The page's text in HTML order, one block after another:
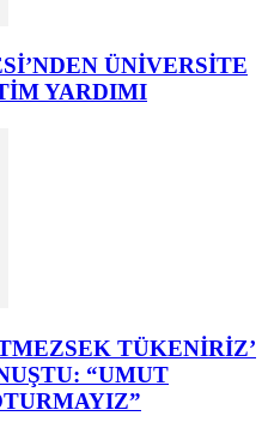
ÜNİVERSİTE
YARDIMI
TÜKENİRİZ’
“UMUT